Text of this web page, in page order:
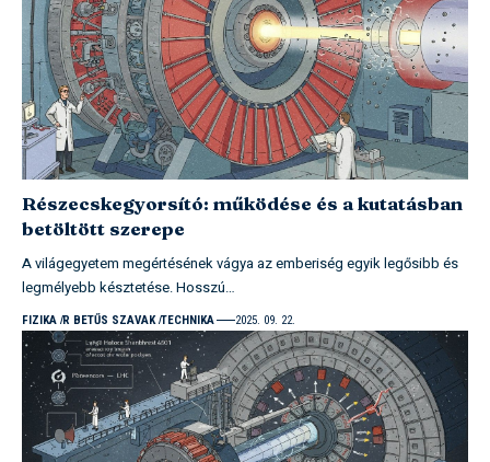
Részecskegyorsító: működése és a kutatásban
betöltött szerepe
A világegyetem megértésének vágya az emberiség egyik legősibb és
legmélyebb késztetése. Hosszú…
FIZIKA R BETŰS SZAVAK TECHNIKA 2025. 09. 22.